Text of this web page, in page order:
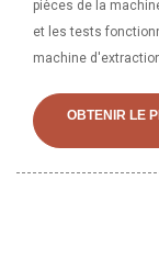
pièces de la
et les tests
machine
Spécifications
faisons Heures de
OBTENIR LE